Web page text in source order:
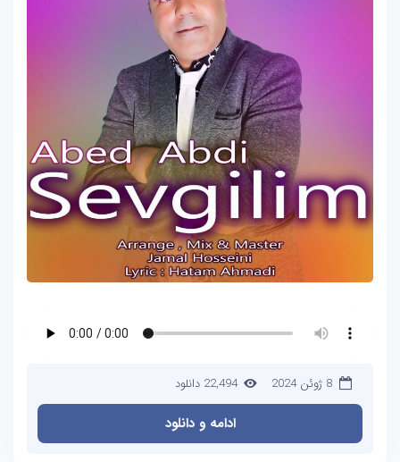
8 ژوئن 2024 22,494 دانلود
ادامه و دانلود